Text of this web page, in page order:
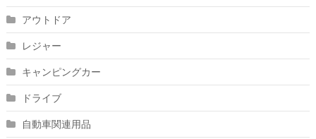
アウトドア
レジャー
キャンピングカー
ドライブ
自動車関連用品